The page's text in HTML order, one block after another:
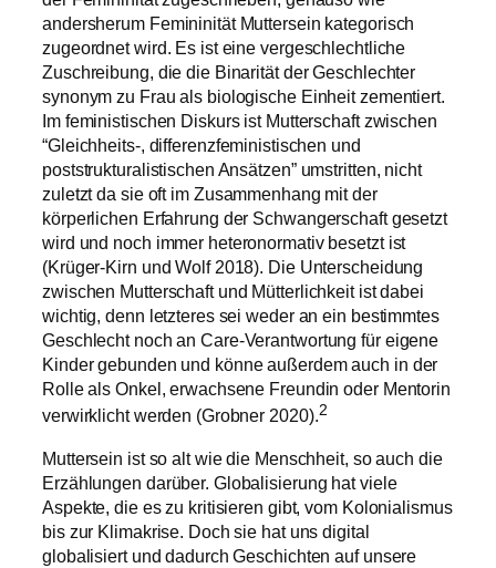
andersherum Femininität Muttersein kategorisch
zugeordnet wird. Es ist eine vergeschlechtliche
Zuschreibung, die die Binarität der Geschlechter
synonym zu Frau als biologische Einheit zementiert.
Im feministischen Diskurs ist Mutterschaft zwischen
“Gleichheits-, differenzfeministischen und
poststrukturalistischen Ansätzen” umstritten, nicht
zuletzt da sie oft im Zusammenhang mit der
körperlichen Erfahrung der Schwangerschaft gesetzt
wird und noch immer heteronormativ besetzt ist
(Krüger-Kirn und Wolf 2018). Die Unterscheidung
zwischen Mutterschaft und Mütterlichkeit ist dabei
wichtig, denn letzteres sei weder an ein bestimmtes
Geschlecht noch an Care-Verantwortung für eigene
Kinder gebunden und könne außerdem auch in der
Rolle als Onkel, erwachsene Freundin oder Mentorin
verwirklicht werden (Grobner 2020).2
Muttersein ist so alt wie die Menschheit, so auch die
Erzählungen darüber. Globalisierung hat viele
Aspekte, die es zu kritisieren gibt, vom Kolonialismus
bis zur Klimakrise. Doch sie hat uns digital
globalisiert und dadurch Geschichten auf unsere